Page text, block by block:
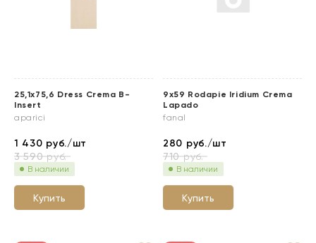
25,1x75,6 Dress Crema B-
Insert
aparici
1 430 руб./шт
3 590руб.
В наличии
Купить
9x59 Rodapie Iridium Crema
Lapado
fanal
280 руб./шт
710руб.
В наличии
Купить